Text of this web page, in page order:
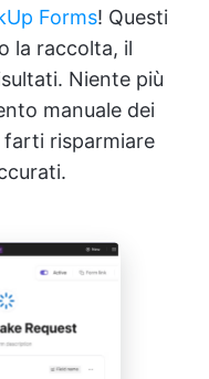
Forms! Questi
la raccolta, il
Niente più
manuale dei
risparmiare